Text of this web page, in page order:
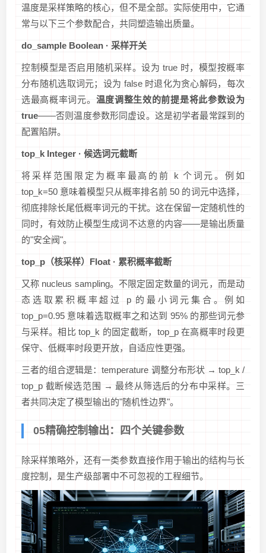
温度是采样策略的核心，但不是全部。实际使用中，它通
常与以下三个参数配合，共同塑造输出质量。
do_sample Boolean · 采样开关
控制模型是否启用随机采样。设为 true 时，模型按概率
分布随机选取词元；设为 false 时退化为贪心解码，每次
选最高概率词元。 温度调整生效的前提是将此参数设为
true——否则温度参数形同虚设。这是初学者最常踩到的
配置陷阱。
top_k Integer · 候选词元截断
将采样范围限定为概率最高的前 k 个词元。例如
top_k=50 意味着模型只从概率排名前 50 的词元中选择，
彻底排除长尾低概率词元的干扰。这在保留一定随机性的
同时，有效防止模型生成词不达意的内容——是输出质量
的"安全阀"。
top_p（核采样）Float · 累积概率截断
又称 nucleus sampling。不限定固定数量的词元，而是动
态选取累积概率超过 p 的最小词元集合。例如
top_p=0.95 意味着选取概率之和达到 95% 的那些词元参
与采样。相比 top_k 的固定截断，top_p 在高概率时段更
保守、低概率时段更开放，自适应性更强。
三者的组合逻辑是：temperature 调整分布形状 → top_k /
top_p 截断候选范围 → 最终从筛选后的分布中采样。三
者共同决定了模型输出的"随机性边界"。
05精确控制输出：四个关键参数
除采样策略外，还有一类参数直接作用于输出的结构与长
度控制，是生产级部署中不可忽视的工程细节。